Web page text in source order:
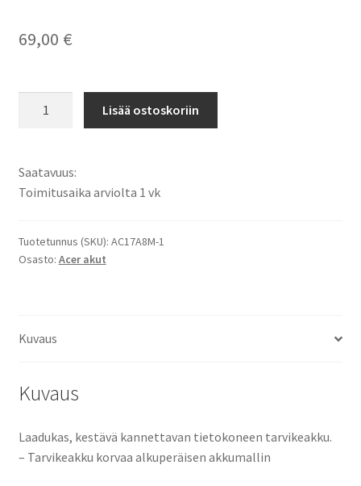
69,00 €
M,
TravelMate
MG
-
Tietokoneakku
5300mAh
61Wh
3ICP7/61/80,
AC17A8M,
Lisää ostoskoriin
Saatavuus:
Toimitusaika arviolta 1 vk
Tuotetunnus (SKU): AC17A8M-1
Osasto: Acer akut
Kuvaus
Kuvaus
Laadukas, kestävä kannettavan tietokoneen tarvikeakku.
– Tarvikeakku korvaa alkuperäisen akkumallin